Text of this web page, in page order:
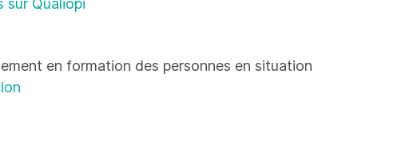
en formation des personnes en situation